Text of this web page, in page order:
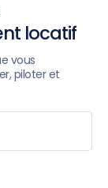
locatif
vous
piloter et